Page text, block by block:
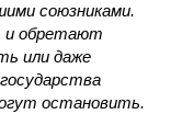
союзниками.
и обретают
или даже
остановить.